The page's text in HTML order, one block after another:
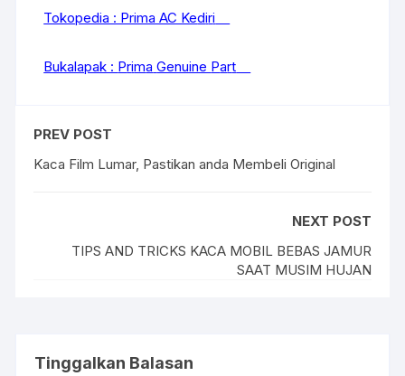
Tokopedia : Prima AC Kediri
Bukalapak : Prima Genuine Part
PREV POST
Kaca Film Lumar, Pastikan anda Membeli Original
NEXT POST
TIPS AND TRICKS KACA MOBIL BEBAS JAMUR
SAAT MUSIM HUJAN
Tinggalkan Balasan